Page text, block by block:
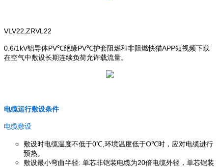
VLV22,ZRVL22
0.6/1kV铝导体PV℃绝缘PV℃护套阻燃和非阻燃快猫APP短视频下载
在空气中敷设长期连续负荷允许载流量。
电缆运行敷设条件
电缆敷设
敷设时电缆温度不低于0℃,环境温度低于O℃时，应对电缆进行
预热。
敷设最小弯曲半径: 单芯非铠装电缆为20倍电缆外径，单芯铠装